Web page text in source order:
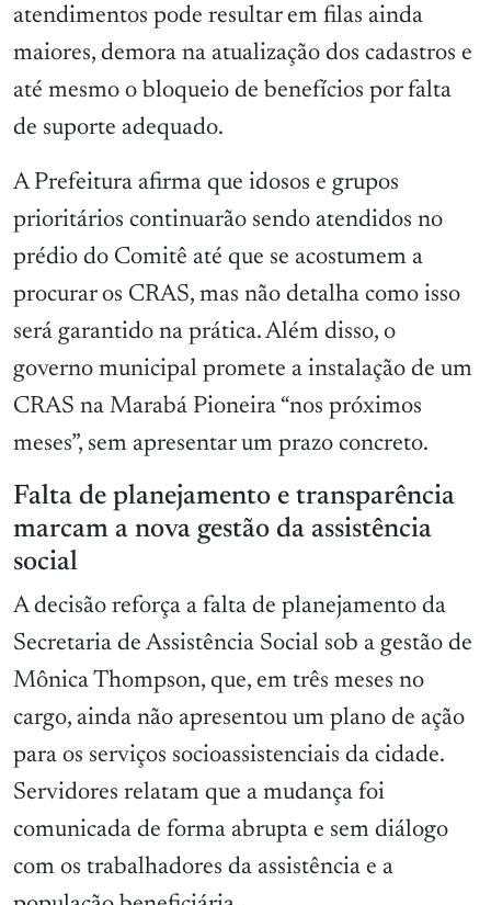
atendimentos pode resultar em filas ainda
maiores, demora na atualização dos cadastros e
até mesmo o bloqueio de benefícios por falta
de suporte adequado.
A Prefeitura afirma que idosos e grupos
prioritários continuarão sendo atendidos no
prédio do Comitê até que se acostumem a
procurar os CRAS, mas não detalha como isso
será garantido na prática. Além disso, o
governo municipal promete a instalação de um
CRAS na Marabá Pioneira “nos próximos
meses”, sem apresentar um prazo concreto.
Falta de planejamento e transparência
marcam a nova gestão da assistência
social
A decisão reforça a falta de planejamento da
Secretaria de Assistência Social sob a gestão de
Mônica Thompson, que, em três meses no
cargo, ainda não apresentou um plano de ação
para os serviços socioassistenciais da cidade.
Servidores relatam que a mudança foi
comunicada de forma abrupta e sem diálogo
com os trabalhadores da assistência e a